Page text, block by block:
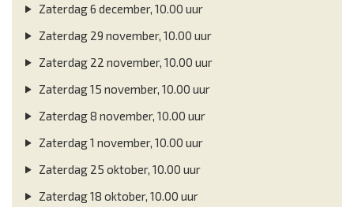
Zaterdag 6 december, 10.00 uur
Zaterdag 29 november, 10.00 uur
Zaterdag 22 november, 10.00 uur
Zaterdag 15 november, 10.00 uur
Zaterdag 8 november, 10.00 uur
Zaterdag 1 november, 10.00 uur
Zaterdag 25 oktober, 10.00 uur
Zaterdag 18 oktober, 10.00 uur